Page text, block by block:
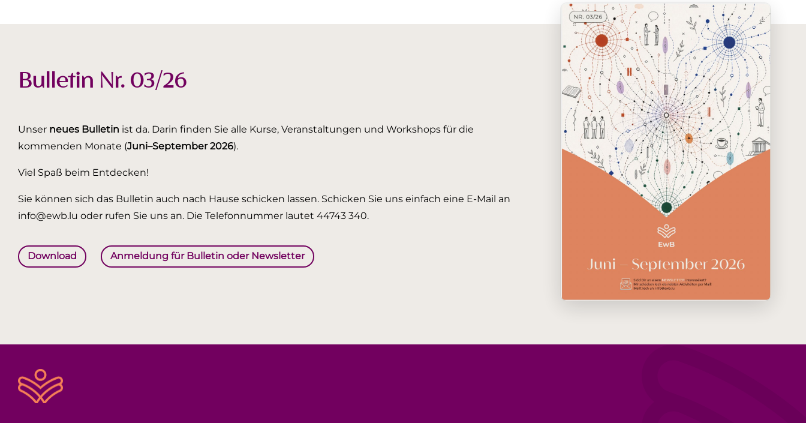
Bulletin Nr. 03/26
Unser neues Bulletin ist da. Darin finden Sie alle Kurse, Veranstaltungen und Workshops für die
kommenden Monate (Juni–September 2026).
Viel Spaß beim Entdecken!
Sie können sich das Bulletin auch nach Hause schicken lassen. Schicken Sie uns einfach eine E-Mail an
info@ewb.lu oder rufen Sie uns an. Die Telefonnummer lautet 44743 340.
Download Anmeldung für Bulletin oder Newsletter